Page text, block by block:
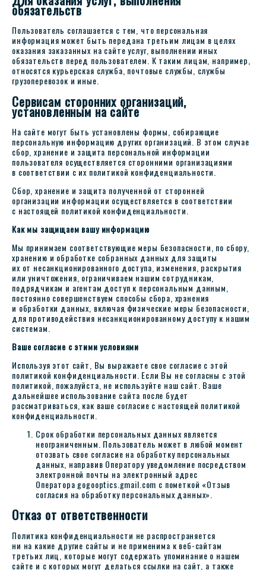
обязательств
Пользователь соглашается с тем, что персональная
информация может быть передана третьим лицам в целях
оказания заказанных на сайте услуг, выполнении иных
обязательств перед пользователем. К таким лицам, например,
относятся курьерская служба, почтовые службы, службы
грузоперевозок и иные.
Сервисам сторонних организаций,
установленным на сайте
На сайте могут быть установлены формы, собирающие
персональную информацию других организаций. В этом случае
сбор, хранение и защита персональной информации
пользователя осуществляется сторонними организациями
в соответствии с их политикой конфиденциальности.
Сбор, хранение и защита полученной от сторонней
организации информации осуществляется в соответствии
с настоящей политикой конфиденциальности.
Как мы защищаем вашу информацию
Мы принимаем соответствующие меры безопасности, по сбору,
хранению и обработке собранных данных для защиты
их от несанкционированного доступа, изменения, раскрытия
или уничтожения, ограничиваем нашим сотрудникам,
подрядчикам и агентам доступ к персональным данным,
постоянно совершенствуем способы сбора, хранения
и обработки данных, включая физические меры безопасности,
для противодействия несанкционированному доступу к нашим
системам.
Ваше согласие с этими условиями
Используя этот сайт, Вы выражаете свое согласие с этой
политикой конфиденциальности. Если Вы не согласны с этой
политикой, пожалуйста, не используйте наш сайт. Ваше
дальнейшее использование сайта после будет
рассматриваться, как ваше согласие с настоящей политикой
конфиденциальности.
Срок обработки персональных данных является
неограниченным. Пользователь может в любой момент
отозвать свое согласие на обработку персональных
данных, направив Оператору уведомление посредством
электронной почты на электронный адрес
Оператора gogooptics.gmail.com с пометкой «Отзыв
согласия на обработку персональных данных».
Отказ от ответственности
Политика конфиденциальности не распространяется
ни на какие другие сайты и не применима к веб-сайтам
третьих лиц, которые могут содержать упоминание о нашем
сайте и с которых могут делаться ссылки на сайт, а также